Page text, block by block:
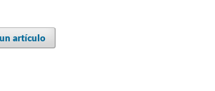
artículo